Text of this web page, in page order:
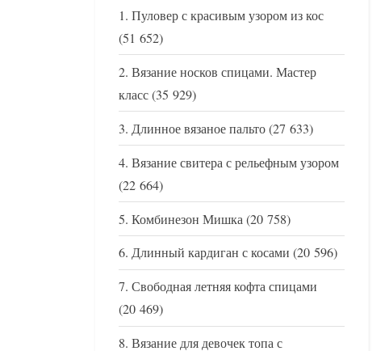
Пуловер с красивым узором из кос
(51 652)
Вязание носков спицами. Мастер
класс(35 929)
Длинное вязаное пальто(27 633)
Вязание свитера с рельефным узором
(22 664)
Комбинезон Мишка(20 758)
Длинный кардиган с косами (20 596)
Свободная летняя кофта спицами
(20 469)
Вязание для девочек топа с